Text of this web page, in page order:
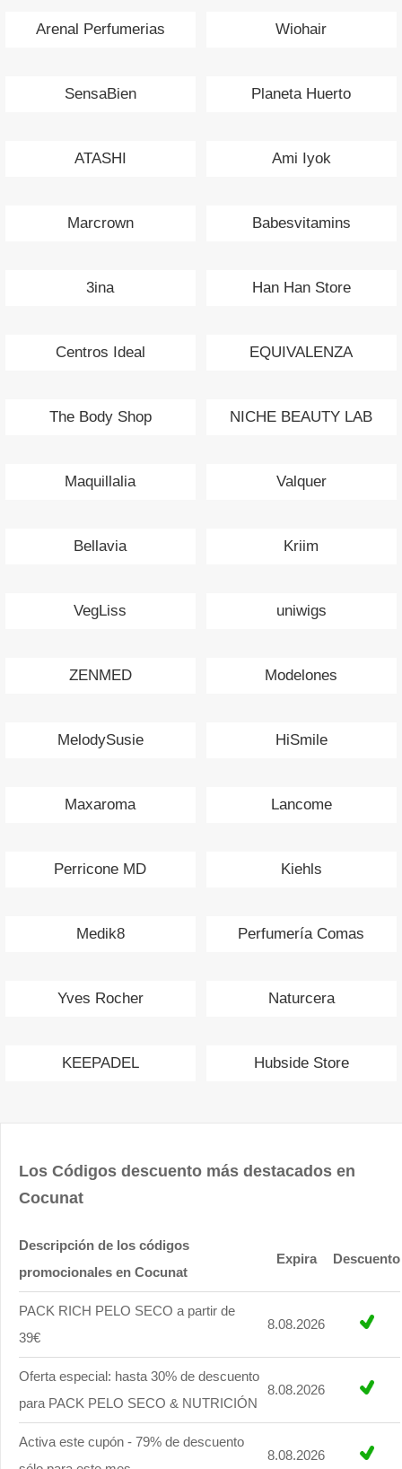
Arenal Perfumerias Wiohair
SensaBien Planeta Huerto
ATASHI Ami Iyok
Marcrown Babesvitamins
3ina Han Han Store
Centros Ideal EQUIVALENZA
The Body Shop NICHE BEAUTY LAB
Maquillalia Valquer
Bellavia Kriim
VegLiss uniwigs
ZENMED Modelones
MelodySusie HiSmile
Maxaroma Lancome
Perricone MD Kiehls
Medik8 Perfumería Comas
Yves Rocher Naturcera
KEEPADEL Hubside Store
Los Códigos descuento más destacados en
Cocunat
Descripción de los códigos
promocionales en Cocunat
Expira Descuento
PACK RICH PELO SECO a partir de
39€
8.08.2026
Oferta especial: hasta 30% de descuento
para PACK PELO SECO & NUTRICIÓN
8.08.2026
Activa este cupón - 79% de descuento
8.08.2026